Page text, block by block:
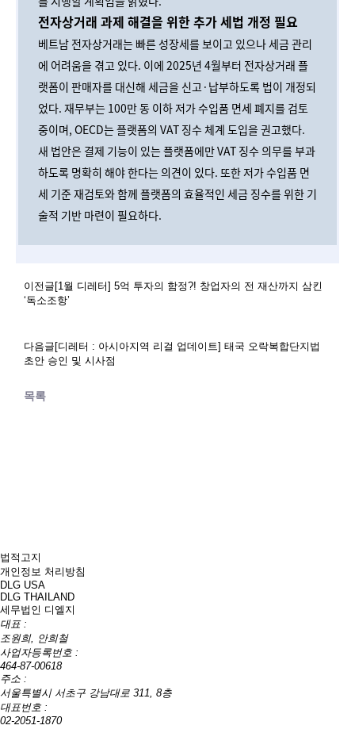
전자상거래 과제 해결을 위한추가세법 개정 필요
베트남 전자상거래는 빠른 성장세를 보이고 있으나 세금 관리
에 어려움을 겪고 있다. 이에 2025년 4월부터 전자상거래 플
랫폼이 판매자를 대신해 세금을 신고·납부하도록 법이 개정되
었다. 재무부는 100만 동 이하 저가 수입품 면세 폐지를 검토
중이며, OECD는 플랫폼의 VAT 징수 체계 도입을 권고했다.
새 법안은 결제 기능이 있는 플랫폼에만 VAT 징수 의무를 부과
하도록 명확히 해야 한다는 의견이 있다. 또한 저가 수입품 면
세 기준 재검토와 함께 플랫폼의 효율적인 세금 징수를 위한 기
술적 기반 마련이 필요하다.
이전글 [1월 디레터] 5억 투자의 함정?! 창업자의 전 재산까지 삼킨
‘독소조항’
다음글 [디레터 : 아시아지역 리걸 업데이트] 태국 오락복합단지법
초안 승인 및 시사점
목록
법적고지
개인정보 처리방침
DLG USA
DLG THAILAND
세무법인 디엘지
대표 :
조원희, 안희철
사업자등록번호 :
464-87-00618
주소 :
서울특별시 서초구 강남대로 311, 8층
대표번호 :
02-2051-1870